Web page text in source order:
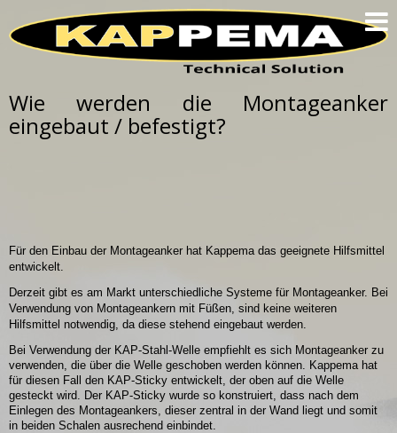
HOME PRODUKTE TECHNOLOGIE
DAS SIND WIR
Wie werden die Montageanker
eingebaut / befestigt?
Für den Einbau der Montageanker hat Kappema das geeignete Hilfsmittel
entwickelt.
Derzeit gibt es am Markt unterschiedliche Systeme für Montageanker. Bei
Verwendung von Montageankern mit Füßen, sind keine weiteren
Hilfsmittel notwendig, da diese stehend eingebaut werden.
Bei Verwendung der KAP-Stahl-Welle empfiehlt es sich Montageanker zu
verwenden, die über die Welle geschoben werden können. Kappema hat
für diesen Fall den KAP-Sticky entwickelt, der oben auf die Welle
gesteckt wird. Der KAP-Sticky wurde so konstruiert, dass nach dem
Einlegen des Montageankers, dieser zentral in der Wand liegt und somit
in beiden Schalen ausrechend einbindet.